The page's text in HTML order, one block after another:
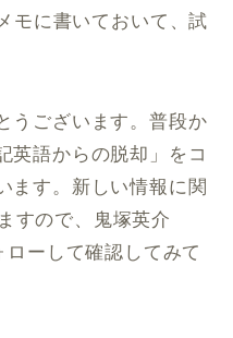
モに書いておいて、試
うございます。普段か
英語からの脱却」をコ
ます。新しい情報に関
すので、鬼塚英介
ローして確認してみて